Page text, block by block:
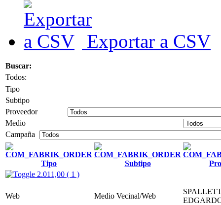
Exportar a CSV
Buscar:
Todos:
Tipo
Subtipo
Proveedor
Medio
Campaña
Tipo Subtipo
2.011,00 ( 1 )
Web Medio Vecinal/Web